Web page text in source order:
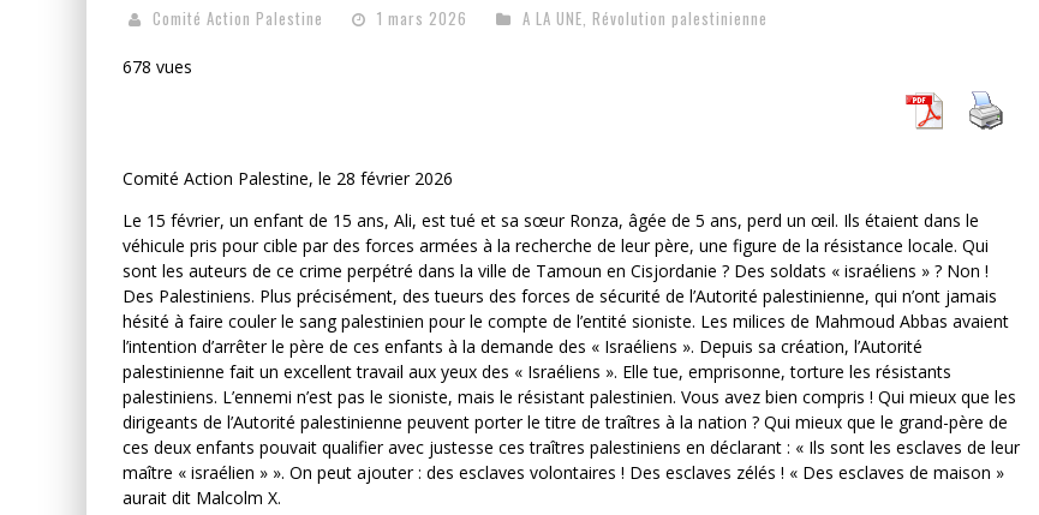
Comité Action Palestine 1 mars 2026 A LA UNE, Révolution palestinienne
678 vues
Comité Action Palestine, le 28 février 2026
Le 15 février, un enfant de 15 ans, Ali, est tué et sa sœur Ronza, âgée de 5 ans, perd un œil. Ils étaient dans le
véhicule pris pour cible par des forces armées à la recherche de leur père, une figure de la résistance locale. Qui
sont les auteurs de ce crime perpétré dans la ville de Tamoun en Cisjordanie ? Des soldats « israéliens » ? Non !
Des Palestiniens. Plus précisément, des tueurs des forces de sécurité de l’Autorité palestinienne, qui n’ont jamais
hésité à faire couler le sang palestinien pour le compte de l’entité sioniste. Les milices de Mahmoud Abbas avaient
l’intention d’arrêter le père de ces enfants à la demande des « Israéliens ». Depuis sa création, l’Autorité
palestinienne fait un excellent travail aux yeux des « Israéliens ». Elle tue, emprisonne, torture les résistants
palestiniens. L’ennemi n’est pas le sioniste, mais le résistant palestinien. Vous avez bien compris ! Qui mieux que les
dirigeants de l’Autorité palestinienne peuvent porter le titre de traîtres à la nation ? Qui mieux que le grand-père de
ces deux enfants pouvait qualifier avec justesse ces traîtres palestiniens en déclarant : « Ils sont les esclaves de leur
maître « israélien » ». On peut ajouter : des esclaves volontaires ! Des esclaves zélés ! « Des esclaves de maison »
aurait dit Malcolm X.